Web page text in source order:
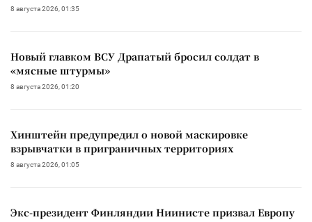
8 августа 2026, 01:35
Новый главком ВСУ Драпатый бросил солдат в
«мясные штурмы»
8 августа 2026, 01:20
Хинштейн предупредил о новой маскировке
взрывчатки в приграничных территориях
8 августа 2026, 01:05
Экс-президент Финляндии Ниинисте призвал Европу